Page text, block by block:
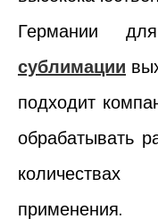
Германии
сублимации
подходит
обрабатывать
применения.